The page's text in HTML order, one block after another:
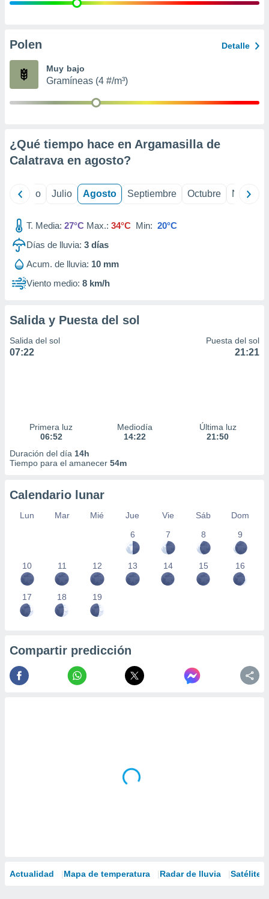
publicidad
de
Polen Detalle
Muy bajo
Gramíneas (4 #/m³)
¿Qué tiempo hace en Argamasilla de
Calatrava en agosto?
Junio Julio Agosto Septiembre Octubre
T. Media: 27°C Max.: 34°C Min: 20°C
Días de lluvia: 3 días
Acum. de lluvia: 10 mm
Viento medio: 8 km/h
Salida y Puesta del sol
Salida del sol
07:22
Puesta del sol
21:21
Primera luz
06:52
Mediodía
14:22
Última luz
21:50
Duración del día 14h
Tiempo para el amanecer 54m
Calendario lunar
Lun Mar Mié Jue Vie Sáb
Dom
6
7 8 9
10 11 12 13 14 15 16
17 18 19
Compartir predicción
Actualidad Mapa de temperatura Radar de lluvia Satélites